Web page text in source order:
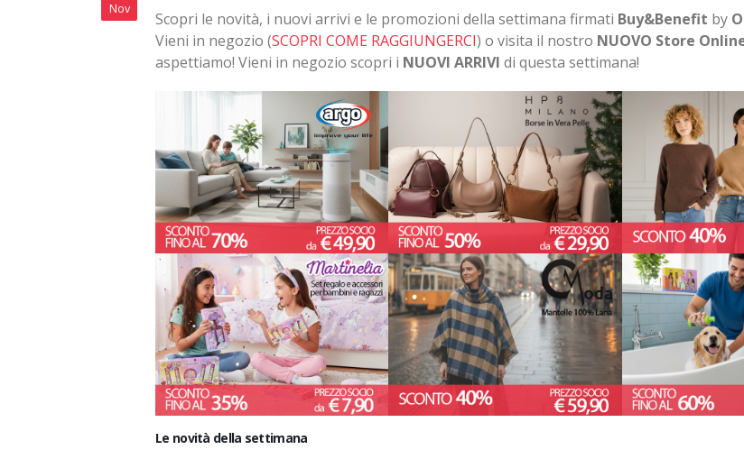
Nov
Scopri le novità, i nuovi arrivi e le promozioni della settimana firmati Buy&Benefit by
Vieni in negozio (SCOPRI COME RAGGIUNGERCI) o visita il nostro NUOVO Store
aspettiamo! Vieni in negozio scopri i NUOVI ARRIVI di questa settimana!
Le novità della settimana